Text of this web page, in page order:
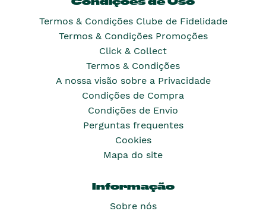
Termos & Condições Clube de Fidelidade
Termos & Condições Promoções
Click & Collect
Termos & Condições
A nossa visão sobre a Privacidade
Condições de Compra
Condições de Envio
Perguntas frequentes
Cookies
Mapa do site
Informação
Sobre nós